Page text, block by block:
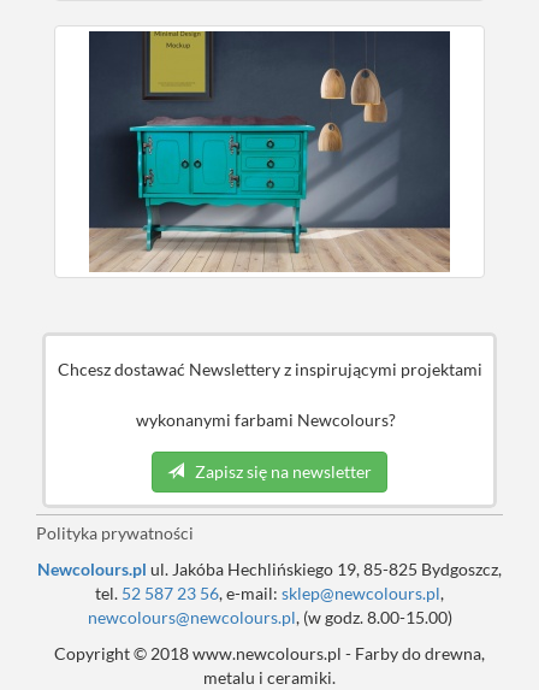
Chcesz dostawać Newslettery z inspirującymi projektami
wykonanymi farbami Newcolours?
Zapisz się na newsletter
Polityka prywatności
Newcolours.pl ul. Jakóba Hechlińskiego 19, 85-825 Bydgoszcz,
tel. 52 587 23 56, e-mail: sklep@newcolours.pl,
newcolours@newcolours.pl, (w godz. 8.00-15.00)
Copyright © 2018 www.newcolours.pl - Farby do drewna,
metalu i ceramiki.